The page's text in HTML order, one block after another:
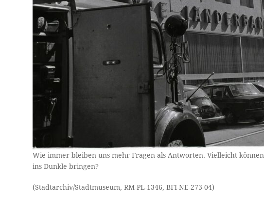
Wie immer bleiben uns mehr Fragen als Antworten. Vielleicht
ins Dunkle bringen?
(Stadtarchiv/Stadtmuseum, RM-PL-1346, BFI-NE-273-04)